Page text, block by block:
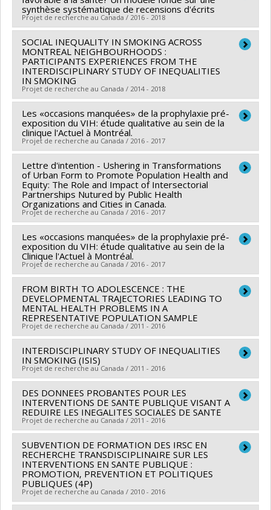
Co-chercheurs : Louise Potvin,Marie-Pierre Bousquet
,Félix Girard,Christopher Bedos,
Andermann, Susan Kathleen Law , Yves Couturier
Christine Loignon,Mary Ellen Macdonald
Sharifzadeh-Amin,Vivian RAMSDEN,Christopher
Fletcher,Aimée Brennan Dawson
Sources de financement :IRSC/Instituts de recherche
en santé du Canada
Programmes de subvention :PVXXXXXX-Subventions
pour réunion, planification et dissémination
synthèse systématique de recensions d'écrits
Projet de recherche au Canada / 2016 - 2018
Chercheur principal : Louise Potvin
Co-chercheurs : Lise Gauvin,Marie-France Raynault
Angèle Bilodeau
Sources de financement :IRSC/Instituts de recherche
en santé du Canada
Programmes de subvention :PVX90256-Subvention
sur la synthèse des connaissances
SOCIAL INEQUALITY IN SMOKING ACROSS
MONTREAL NEIGHBOURHOODS :
PARTICIPANTS EXPERIENCES FROM THE
INTERDISCIPLINARY STUDY OF INEQUALITIES
IN SMOKING
Projet de recherche au Canada / 2014 - 2018
Chercheur principal : Katherine Frohlich
Co-chercheurs : Louise Potvin,Yan Kestens ,Julie
Vallée, Jeffrey Masuda
Sources de financement :
IRSC/Instituts de recherche
en santé du Canada
Programmes de subvention :PVXX5647-(MOP)
Subvention de fonctionnement incluant les
subventions de fonctionnement programmatiques
(général)
Les «occasions manquées» de la prophylaxie pré-
exposition du VIH: étude qualitative au sein de la
clinique l'Actuel à Montréal.
Projet de recherche au Canada / 2016 - 2017
Chercheur principal : Louise Potvin
Sources de financement :Ministère Économie et
Innovation , MITACS Inc.
Programmes de subvention :PVXXXXXX-Prog. soutien
rech (PSR v1B): Soutien à des projets rech. (Mitacs) ,
PVXXXXXX-Stage Élévation Québec - MITACS
Lettre d'intention - Ushering in Transformations
of Urban Form to Promote Population Health and
Equity: The Role and Impact of Intersectorial
Partnerships Nutured by Public Health
Organizations and Cities in Canada.
Projet de recherche au Canada / 2016 - 2017
Chercheur principal : Lise Gauvin
Co-chercheurs : Louise Potvin,Marie-France Raynault
,Angèle Bilodeau, Yan Kestens, Patrick Morency
Michèle Stanton-Jean , Marie-Soleil Cloutier
Ann Barnett
Sources de financement :IRSC/Instituts de recherche
en santé du Canada
Les «occasions manquées» de la prophylaxie pré-
exposition du VIH: étude qualitative au sein de la
Clinique l'Actuel à Montréal.
Projet de recherche au Canada / 2016 - 2017
Chercheur principal : Louise Potvin
FROM BIRTH TO ADOLESCENCE : THE
DEVELOPMENTAL TRAJECTORIES LEADING TO
MENTAL HEALTH PROBLEMS IN A
REPRESENTATIVE POPULATION SAMPLE
Projet de recherche au Canada / 2011 - 2016
Chercheur principal : Sylvana Côté
Co-chercheurs : Louise Potvin ,Richard Ernest
Tremblay,René Carbonneau,Frank Vitaro,Jean
Séguin,Benoît Mâsse,Gustavo Turecki ,Tomas Paus
,Rose Marie Mara Brendgen,Michel Boivin
Sources de financement :
en santé du Canada
Programmes de subvention :PVXX5647-(MOP)
Subvention de fonctionnement incluant les
subventions de fonctionnement programmatiques
(général)
INTERDISCIPLINARY STUDY OF INEQUALITIES
IN SMOKING (ISIS)
Projet de recherche au Canada / 2011 - 2016
Chercheur principal : Katherine Frohlich
Co-chercheurs : Louise Potvin,Clément Dassa, Mark
Daniel, Yan Kestens,Jennifer O'Loughlin
Datta, Paul Bernard,Antoine Rode ,Thomas Abel
Bernard-Simon Leclerc
Sources de financement :IRSC/Instituts de recherche
en santé du Canada
Programmes de subvention :PVXX5647-(MOP)
DES DONNEES PROBANTES POUR LES
INTERVENTIONS DE SANTE PUBLIQUE VISANT A
REDUIRE LES INEGALITES SOCIALES DE SANTE
Projet de recherche au Canada / 2011 - 2016
Chercheur principal : Louise Potvin
Co-chercheurs : Alain Noël,Deena White,Lise Gauvin
,Lucie Richard ,Marie-France Raynault ,Angèle
Bilodeau,Sylvana Côté, Yan Kestens
Smargiassi,Isabelle Laurin,Patrick Morency,
SUBVENTION DE FORMATION DES IRSC EN
RECHERCHE TRANSDISCIPLINAIRE SUR LES
INTERVENTIONS EN SANTE PUBLIQUE :
PROMOTION, PREVENTION ET POLITIQUES
PUBLIQUES (4P)
Projet de recherche au Canada / 2010 - 2016